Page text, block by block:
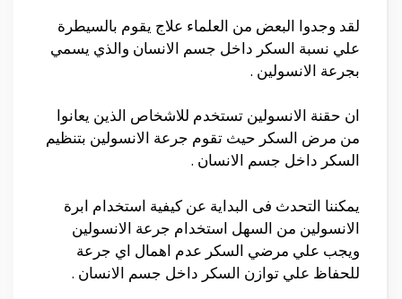
لقد وجدوا البعض من العلماء علاج يقوم بالسيطرة
علي نسبة السكر داخل جسم الانسان والذي يسمي
بجرعة الانسولين .
ان حقنة الانسولين تستخدم للاشخاص الذين يعانوا
من مرض السكر حيث تقوم جرعة الانسولين بتنظيم
السكر داخل جسم الانسان .
يمكننا التحدث فى البداية عن كيفية استخدام ابرة
الانسولين من السهل استخدام جرعة الانسولين
ويجب علي مرضي السكر عدم اهمال اي جرعة
للحفاظ علي توازن السكر داخل جسم الانسان .